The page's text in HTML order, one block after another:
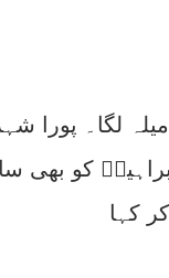
میلہ لگا۔ پورا
کو بھی